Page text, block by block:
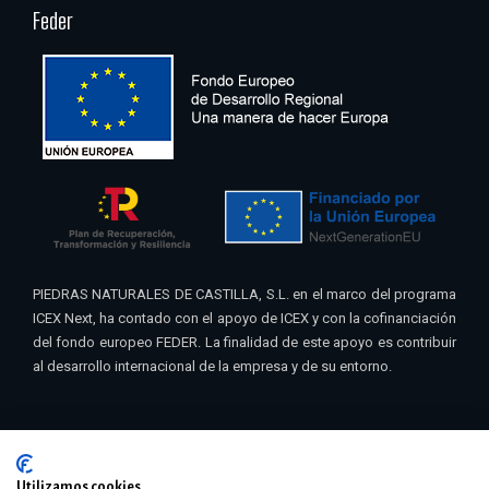
Feder
PIEDRAS NATURALES DE CASTILLA, S.L. en el marco del programa
ICEX Next, ha contado con el apoyo de ICEX y con la cofinanciación
del fondo europeo FEDER. La finalidad de este apoyo es contribuir
al desarrollo internacional de la empresa y de su entorno.